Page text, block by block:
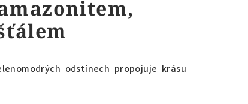
odstínech propojuje krásu